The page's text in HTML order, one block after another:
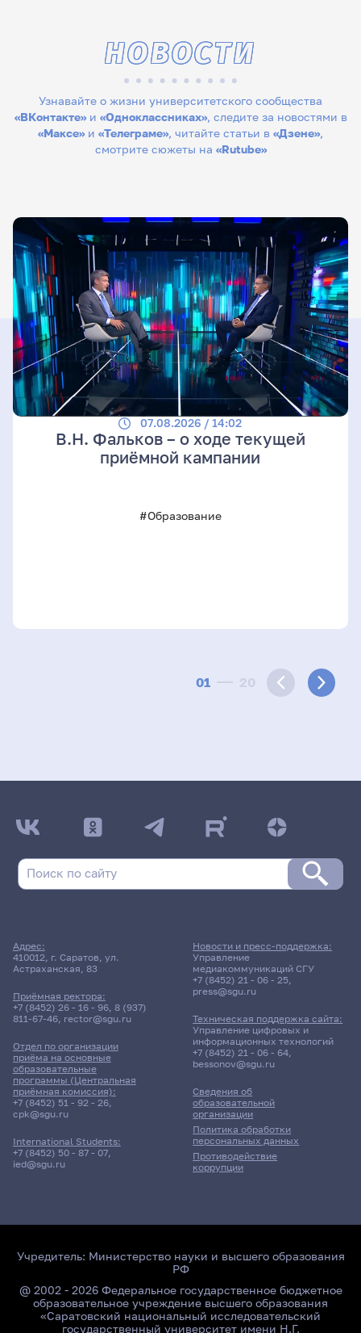
Узнавайте о жизни университетского сообщества
«ВКонтакте»и «Одноклассниках», следите за новостями в
«Максе» и «Телеграме», читайте статьи в «Дзене»,
смотрите сюжеты на «Rutube»
НОВОСТИ
01 20
07.08.2026 / 14:02
В.Н. Фальков – о ходе текущей
приёмной кампании
#Образование
Адрес:
410012, г. Саратов, ул.
Астраханская, 83
Приёмная ректора:
+7 (8452) 26 - 16 - 96, 8 (937)
811-67-46, rector@sgu.ru
Отдел по организации
приёма на основные
образовательные
программы (Центральная
приёмная комиссия):
+7 (8452) 51 - 92 - 26,
cpk@sgu.ru
International Students:
+7 (8452) 50 - 87 - 07,
ied@sgu.ru
Сведения об
образовательной
организации
Политика обработки
персональных данных
Противодействие
коррупции
Новости и пресс-поддержка:
Управление
медиакоммуникаций СГУ
+7 (8452) 21 - 06 - 25,
press@sgu.ru
Техническая поддержка сайта:
Управление цифровых и
информационных технологий
+7 (8452) 21 - 06 - 64,
bessonov@sgu.ru
Учредитель: Министерство науки и высшего образования
РФ
@ 2002 - 2026 Федеральное государственное бюджетное
образовательное учреждение высшего образования
«Саратовский национальный исследовательский
государственный университет имени Н.Г.